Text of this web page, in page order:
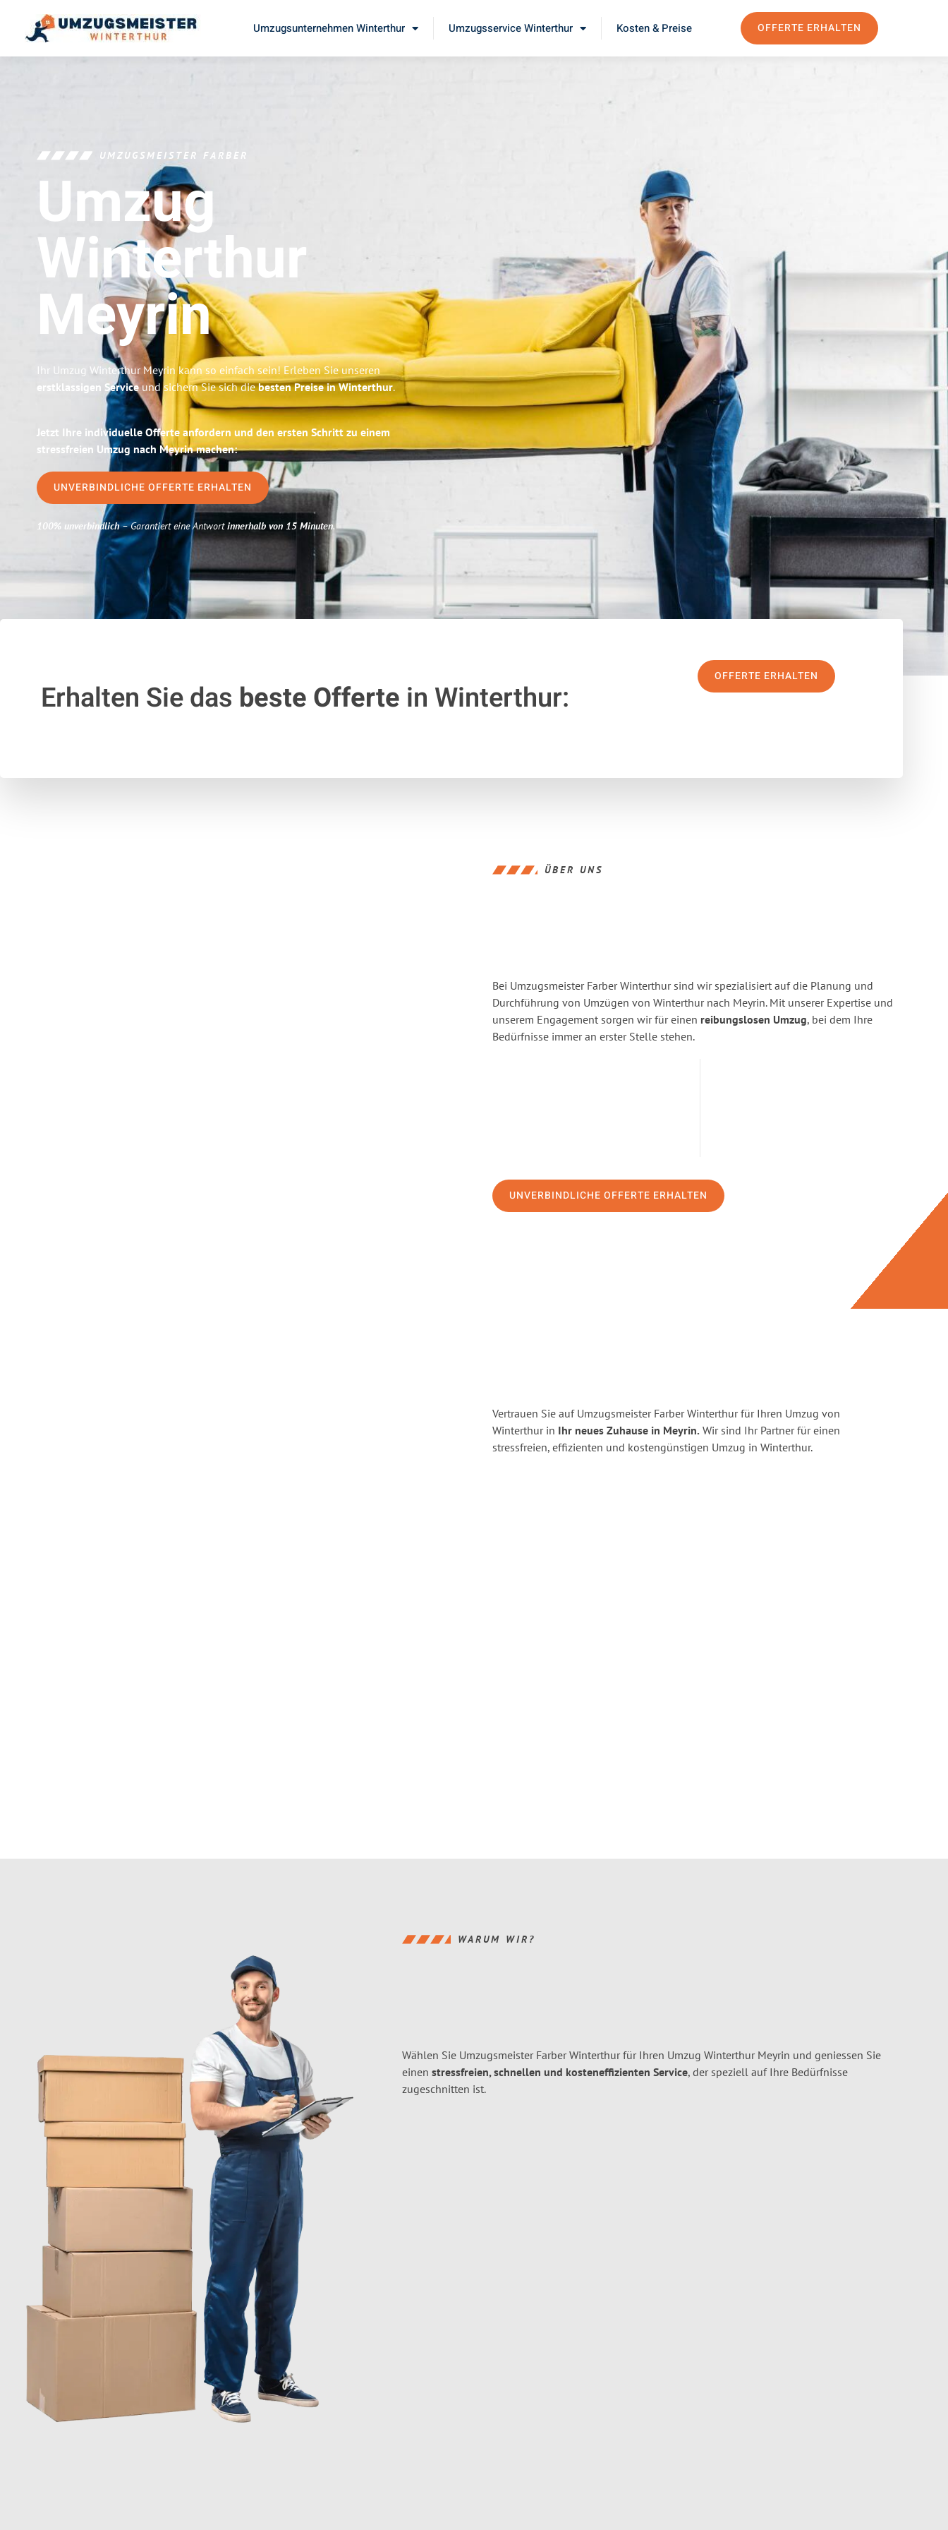
Umzugsunternehmen Winterthur Umzugsservice Winterthur Kosten & Preise OFFERTE ERHALTEN
UMZUGSMEISTER FARBER
Umzug
Winterthur
Meyrin
Ihr Umzug Winterthur Meyrin kann so einfach sein! Erleben Sie unseren
erstklassigen Serviceund sichern Sie sich diebesten Preise in Winterthur.
Jetzt Ihre individuelle Offerte anfordern und den ersten Schritt zu einem
stressfreien Umzug nach Meyrin machen:
UNVERBINDLICHE OFFERTE ERHALTEN
100% unverbindlich– Garantiert eine Antwortinnerhalb von 15 Minuten.
Erhalten Sie das beste Offerte in Winterthur:
OFFERTE ERHALTEN
ÜBER UNS
Bei Umzugsmeister Farber Winterthur sind wir spezialisiert auf die Planung und
Durchführung von Umzügen von Winterthur nach Meyrin. Mit unserer Expertise und
unserem Engagement sorgen wir für einen reibungslosen Umzug, bei dem Ihre
Bedürfnisse immer an erster Stelle stehen.
UNVERBINDLICHE OFFERTE ERHALTEN
Vertrauen Sie auf Umzugsmeister Farber Winterthur für Ihren Umzug von
Winterthur in Ihr neues Zuhause in Meyrin. Wir sind Ihr Partner für einen
stressfreien, effizienten und kostengünstigen Umzug in Winterthur.
WARUM WIR?
Wählen Sie Umzugsmeister Farber Winterthur für Ihren Umzug Winterthur Meyrin und geniessen Sie
einen stressfreien, schnellen und kosteneffizienten Service, der speziell auf Ihre Bedürfnisse
zugeschnitten ist.